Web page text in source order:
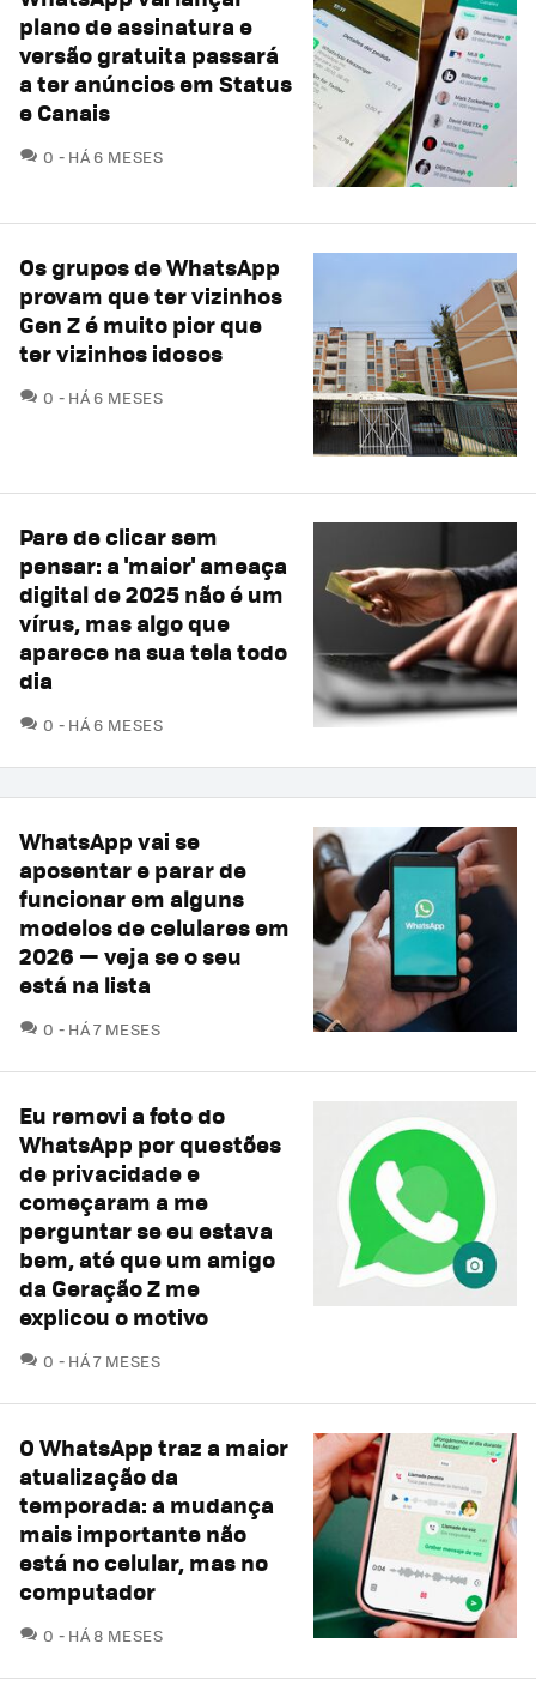
plano de assinatura e
versão gratuita passará
a ter anúncios em Status
e Canais
0 COMENTÁRIOS
HÁ 6 MESES
Os grupos de WhatsApp
provam que ter vizinhos
Gen Z é muito pior que
ter vizinhos idosos
0 COMENTÁRIOS
HÁ 6 MESES
Pare de clicar sem
pensar: a 'maior' ameaça
digital de 2025 não é um
vírus, mas algo que
aparece na sua tela todo
dia
0 COMENTÁRIOS
HÁ 6 MESES
WhatsApp vai se
aposentar e parar de
funcionar em alguns
modelos de celulares em
2026 — veja se o seu
está na lista
0 COMENTÁRIOS
HÁ 7 MESES
Eu removi a foto do
WhatsApp por questões
de privacidade e
começaram a me
perguntar se eu estava
bem, até que um amigo
da Geração Z me
explicou o motivo
0 COMENTÁRIOS
HÁ 7 MESES
O WhatsApp traz a maior
atualização da
temporada: a mudança
mais importante não
está no celular, mas no
computador
0 COMENTÁRIOS
HÁ 8 MESES